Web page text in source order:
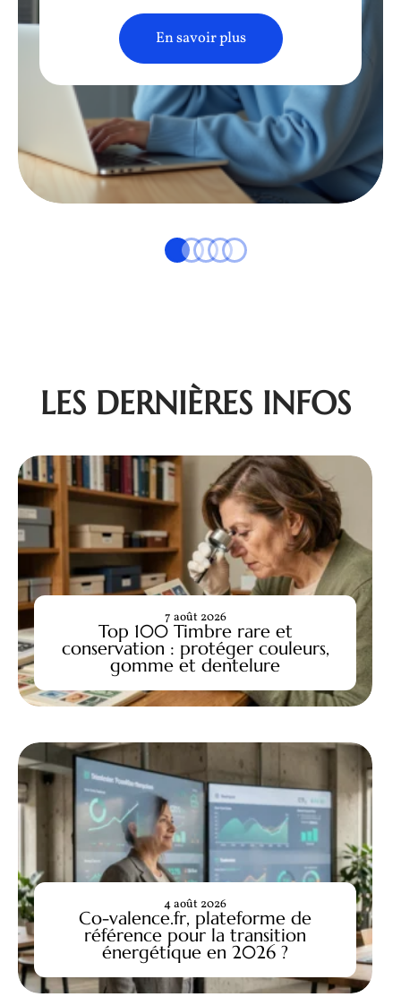
En savoir plus
LES DERNIÈRES INFOS
Top 100 Timbre rare et
conservation : protéger couleurs,
gomme et dentelure
7 août 2026
Co-valence.fr, plateforme de
référence pour la transition
énergétique en 2026 ?
4 août 2026